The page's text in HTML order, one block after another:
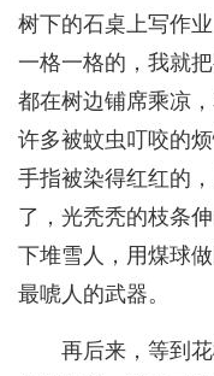
树下的石桌上写作
一格一格的，我就
都在树边铺席乘凉
许多被蚊虫叮咬的
手指被染得红红的
了，光秃秃的枝条
下堆雪人，用煤球
最唬人的武器。
再后来，等到